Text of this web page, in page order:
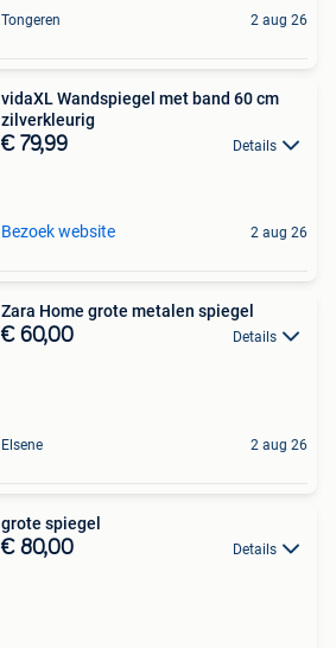
Tongeren 2 aug 26
vidaXL Wandspiegel met band 60 cm
zilverkleurig
€ 79,99 Details
Bezoek website 2 aug 26
Zara Home grote metalen spiegel
€ 60,00 Details
Elsene 2 aug 26
grote spiegel
€ 80,00 Details